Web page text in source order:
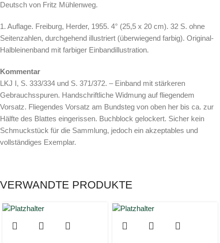
Deutsch von Fritz Mühlenweg.
1. Auflage. Freiburg, Herder, 1955. 4° (25,5 x 20 cm). 32 S. ohne
Seitenzahlen, durchgehend illustriert (überwiegend farbig). Original-
Halbleinenband mit farbiger Einbandillustration.
Kommentar
LKJ I, S. 333/334 und S. 371/372. – Einband mit stärkeren
Gebrauchsspuren. Handschriftliche Widmung auf fliegendem
Vorsatz. Fliegendes Vorsatz am Bundsteg von oben her bis ca. zur
Hälfte des Blattes eingerissen. Buchblock gelockert. Sicher kein
Schmuckstück für die Sammlung, jedoch ein akzeptables und
vollständiges Exemplar.
VERWANDTE PRODUKTE